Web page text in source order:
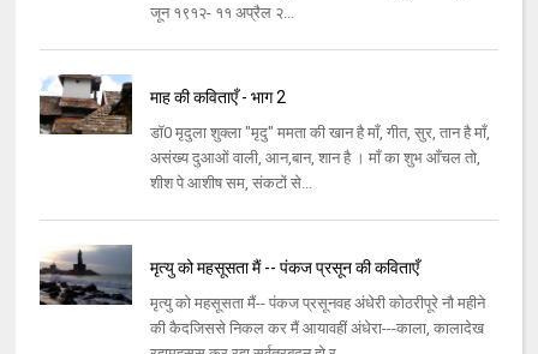
जून १९१२- ११ अप्रैल २...
माह की कविताएँ - भाग 2
डॉ0 मृदुला शुक्ला "मृदु" ममता की खान है माँ, गीत, सुर, तान है माँ,
असंख्य दुआओं वाली, आन,बान, शान है । माँ का शुभ आँचल तो,
शीश पे आशीष सम, संकटों से...
मृत्यु को महसूसता मैं -- पंकज प्रसून की कविताएँ
मृत्यु को महसूसता मैं-- पंकज प्रसूनवह अंधेरी कोठरीपूरे नौ महीने
की कैदजिससे निकल कर मैं आयावहीं अंधेरा---काला, कालादेख